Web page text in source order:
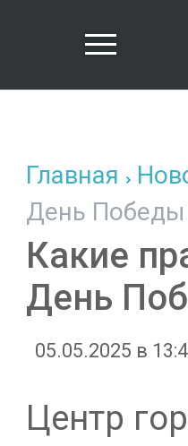
Главная
День Победы
Какие
День
05.05.2025 в
Центр